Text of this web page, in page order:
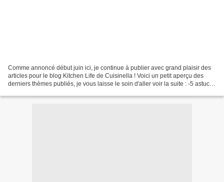
Comme annoncé début juin ici, je continue à publier avec grand plaisir des
articles pour le blog Kitchen Life de Cuisinella ! Voici un petit aperçu des
derniers thèmes publiés, je vous laisse le soin d'aller voir la suite : -5 astuces